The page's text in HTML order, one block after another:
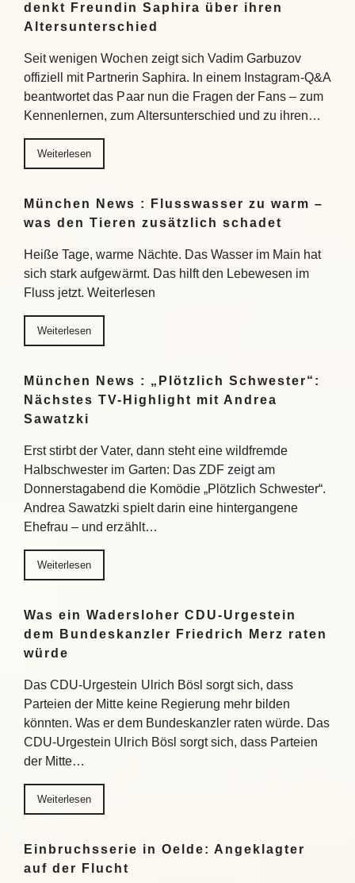
denkt Freundin Saphira über ihren
Altersunterschied
Seit wenigen Wochen zeigt sich Vadim Garbuzov
offiziell mit Partnerin Saphira. In einem Instagram-Q&A
beantwortet das Paar nun die Fragen der Fans – zum
Kennenlernen, zum Altersunterschied und zu ihren…
Weiterlesen
München News : Flusswasser zu warm –
was den Tieren zusätzlich schadet
Heiße Tage, warme Nächte. Das Wasser im Main hat
sich stark aufgewärmt. Das hilft den Lebewesen im
Fluss jetzt. Weiterlesen
Weiterlesen
München News : „Plötzlich Schwester“:
Nächstes TV-Highlight mit Andrea
Sawatzki
Erst stirbt der Vater, dann steht eine wildfremde
Halbschwester im Garten: Das ZDF zeigt am
Donnerstagabend die Komödie „Plötzlich Schwester“.
Andrea Sawatzki spielt darin eine hintergangene
Ehefrau – und erzählt…
Weiterlesen
Was ein Wadersloher CDU-Urgestein
dem Bundeskanzler Friedrich Merz raten
würde
Das CDU-Urgestein Ulrich Bösl sorgt sich, dass
Parteien der Mitte keine Regierung mehr bilden
könnten. Was er dem Bundeskanzler raten würde. Das
CDU-Urgestein Ulrich Bösl sorgt sich, dass Parteien
der Mitte…
Weiterlesen
Einbruchsserie in Oelde: Angeklagter
auf der Flucht